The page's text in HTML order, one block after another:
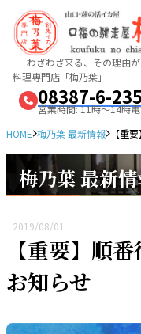
わざわざ来る、その理由が
料理専門店「梅乃葉」
08387-6-
営業時間: 11時～14時
HOME 梅乃葉 最新情報 【重
梅乃葉 最新
2019/08/01
【重要】順
お知らせ